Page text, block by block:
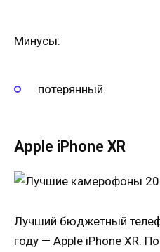
Минусы:
потерянный.
Apple iPhone XR
Лучший бюджетный
году — Apple iPhone XR.